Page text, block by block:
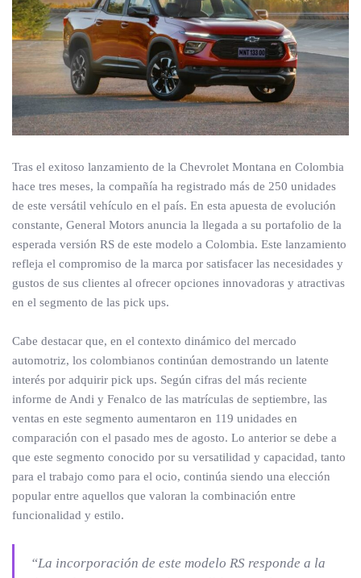
Tras el exitoso lanzamiento de la Chevrolet Montana en Colombia
hace tres meses, la compañía ha registrado más de 250 unidades
de este versátil vehículo en el país. En esta apuesta de evolución
constante, General Motors anuncia la llegada a su portafolio de la
esperada versión RS de este modelo a Colombia. Este lanzamiento
refleja el compromiso de la marca por satisfacer las necesidades y
gustos de sus clientes al ofrecer opciones innovadoras y atractivas
en el segmento de las pick ups.
Cabe destacar que, en el contexto dinámico del mercado
automotriz, los colombianos continúan demostrando un latente
interés por adquirir pick ups. Según cifras del más reciente
informe de Andi y Fenalco de las matrículas de septiembre, las
ventas en este segmento aumentaron en 119 unidades en
comparación con el pasado mes de agosto. Lo anterior se debe a
que este segmento conocido por su versatilidad y capacidad, tanto
para el trabajo como para el ocio, continúa siendo una elección
popular entre aquellos que valoran la combinación entre
funcionalidad y estilo.
“La incorporación de este modelo RS responde a la